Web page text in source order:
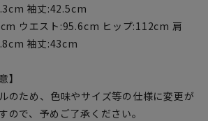
袖丈:42.5cm
ウエスト:95.6cm ヒップ:112cm 肩
袖丈:43cm
】
のため、色味やサイズ等の仕様に変更が
ので、予めご了承ください。